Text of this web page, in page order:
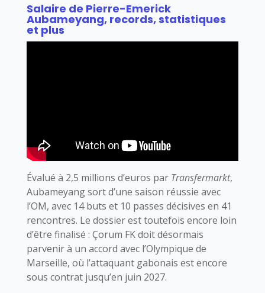
Salaire de Pierre-Emerick
Aubameyang, records, statistiques
et plus
Évalué à 2,5 millions d’euros par Transfermarkt,
Aubameyang sort d’une saison réussie avec
l’OM, avec 14 buts et 10 passes décisives en 41
rencontres. Le dossier est toutefois encore loin
d’être finalisé : Çorum FK doit désormais
parvenir à un accord avec l’Olympique de
Marseille, où l’attaquant gabonais est encore
sous contrat jusqu’en juin 2027.